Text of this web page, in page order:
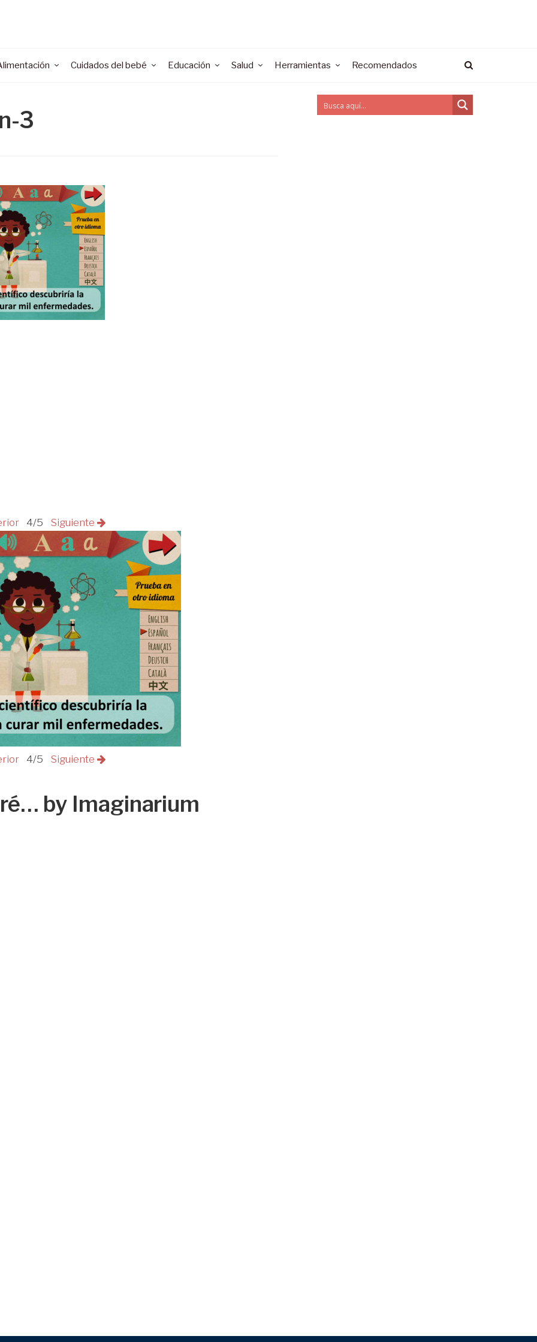
Cuidados del bebé Educación Salud Herramientas Recomendados
3
4/5 Siguiente
4/5 Siguiente
by Imaginarium